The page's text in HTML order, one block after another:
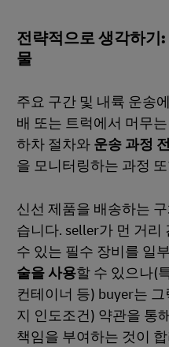
전략적으로 생각하기
물
주요 구간 및 내륙 운송
배 또는 트럭에서 머무
하차 절차와 운송 과정
을 모니터링하는 과정
신선 제품을 배송하는
습니다. seller가 먼 거
수 있는 필수 장비를 일
술을 사용할 수 있으나(
컨테이너 등) buyer는
지 인도조건) 약관을 통
책임을 부여하는 것이